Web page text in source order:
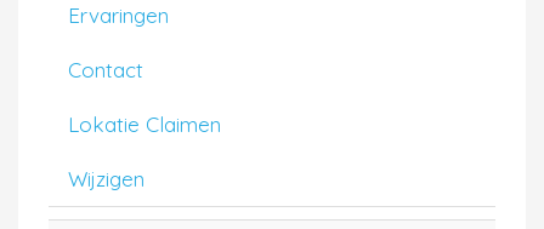
Ervaringen
Contact
Lokatie Claimen
Wijzigen